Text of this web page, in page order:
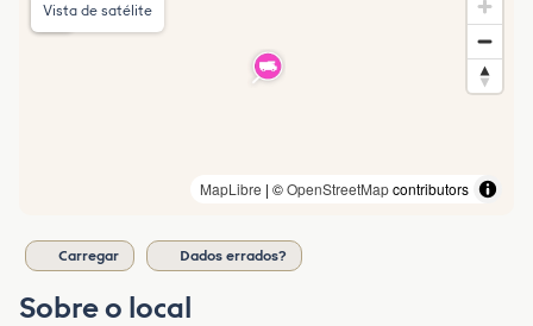
MapLibre | ©OpenStreetMapcontributors
Vista de satélite
Carregar Dados errados?
Sobre o local